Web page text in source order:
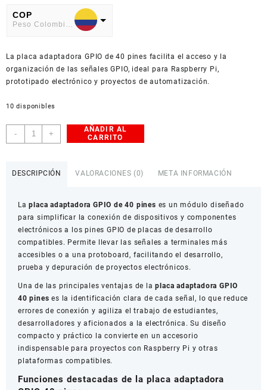
COP
American Dollar
La placa adaptadora GPIO de 40 pines facilita el acceso y la
organización de las señales GPIO, ideal para Raspberry Pi,
prototipado electrónico y proyectos de automatización.
10 disponibles
-
placa
adaptadora
+
AÑADIR AL
CARRITO
DESCRIPCIÓN VALORACIONES (0) META INFORMACIÓN
Laplaca adaptadora GPIO de 40 pines es un módulo diseñado
para simplificar la conexión de dispositivos y componentes
electrónicos a los pines GPIO de placas de desarrollo
compatibles. Permite llevar las señales a terminales más
accesibles o a una protoboard, facilitando el desarrollo,
prueba y depuración de proyectos electrónicos.
Una de las principales ventajas de laplaca adaptadora GPIO
40 pines es la identificación clara de cada señal, lo que reduce
errores de conexión y agiliza el trabajo de estudiantes,
desarrolladores y aficionados a la electrónica. Su diseño
compacto y práctico la convierte en un accesorio
indispensable para proyectos con Raspberry Pi y otras
plataformas compatibles.
Funciones destacadas de la placa adaptadora